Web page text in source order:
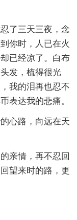
了三天三夜，念
你时，人已在火
已经凉了。白布
发，梳得很光
我的泪再也忍不
表达我的悲痛。
心路，向远在天
亲情，再不忍回
望来时的路，更